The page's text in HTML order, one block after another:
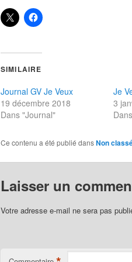
SIMILAIRE
Journal GV Je Veux
19 décembre 2018
Dans "Journal"
Je
3
Ce contenu a été publié dansNon
Laisser un
Votre adresse e-mail ne sera pas